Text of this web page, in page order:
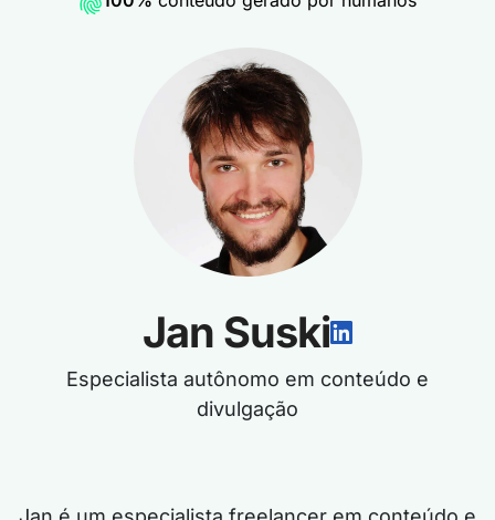
Jan Suski
Especialista autônomo em conteúdo e
divulgação